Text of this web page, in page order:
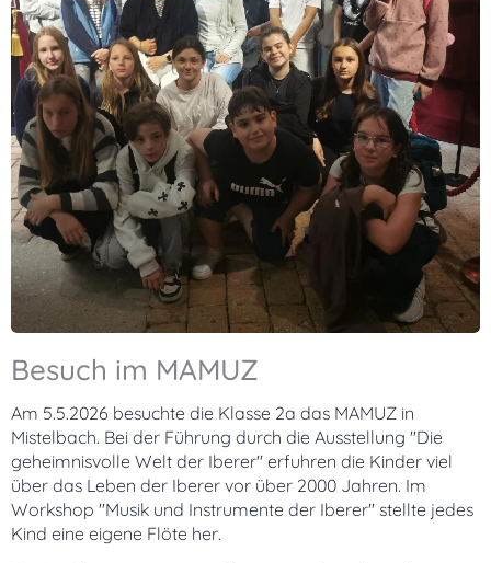
Besuch im MAMUZ
Am 5.5.2026 besuchte die Klasse 2a das MAMUZ in
Mistelbach. Bei der Führung durch die Ausstellung "Die
geheimnisvolle Welt der Iberer" erfuhren die Kinder viel
über das Leben der Iberer vor über 2000 Jahren. Im
Workshop "Musik und Instrumente der Iberer" stellte jedes
Kind eine eigene Flöte her.